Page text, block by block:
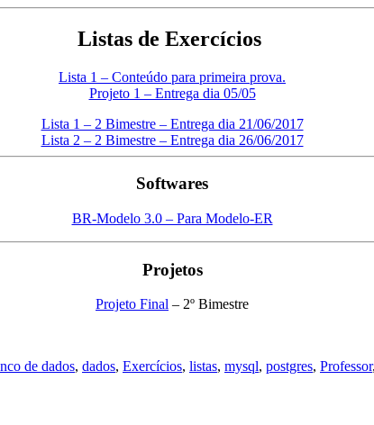
Listas de Exercícios
Lista 1 – Conteúdo para primeira prova.
Projeto 1 – Entrega dia 05/05
Lista 1 – 2 Bimestre – Entrega dia 21/06/2017
Lista 2 – 2 Bimestre – Entrega dia 26/06/2017
Softwares
BR-Modelo 3.0 – Para Modelo-ER
Projetos
Projeto Final – 2º Bimestre
de dados, dados, Exercícios, listas, mysql, postgres, Professor,